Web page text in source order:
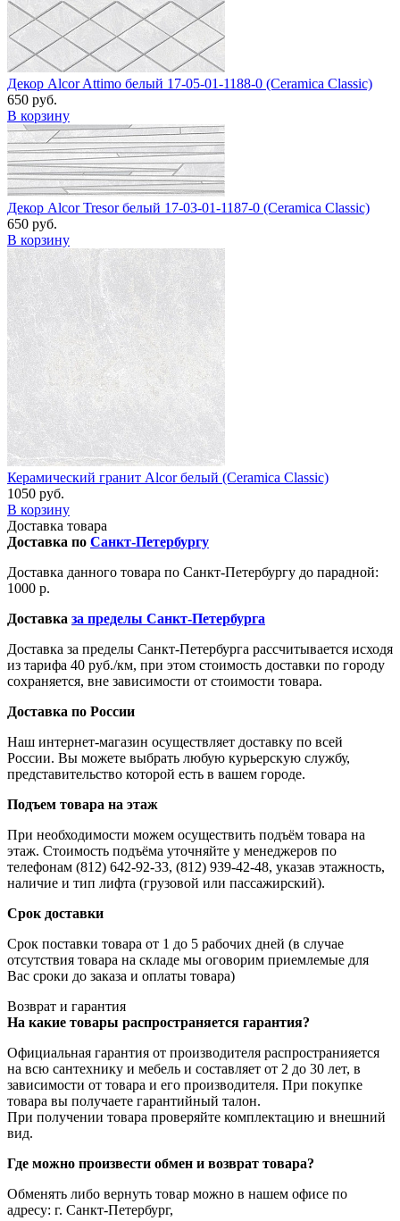
Декор Alcor Attimo белый 17-05-01-1188-0 (Ceramica Classic)
650 руб.
В корзину
Декор Alcor Tresor белый 17-03-01-1187-0 (Ceramica Classic)
650 руб.
В корзину
Керамический гранит Alcor белый (Ceramica Classic)
1050 руб.
В корзину
Доставка товара
Доставка по Санкт-Петербургу
Доставка данного товара по Санкт-Петербургу до парадной:
1000 р.
Доставка за пределы Санкт-Петербурга
Доставка за пределы Санкт-Петербурга рассчитывается исходя
из тарифа 40 руб./км, при этом стоимость доставки по городу
сохраняется, вне зависимости от стоимости товара.
Доставка по России
Наш интернет-магазин осуществляет доставку по всей
России. Вы можете выбрать любую курьерскую службу,
представительство которой есть в вашем городе.
Подъем товара на этаж
При необходимости можем осуществить подъём товара на
этаж. Стоимость подъёма уточняйте у менеджеров по
телефонам (812) 642-92-33, (812) 939-42-48, указав этажность,
наличие и тип лифта (грузовой или пассажирский).
Срок доставки
Срок поставки товара от 1 до 5 рабочих дней (в случае
отсутствия товара на складе мы оговорим приемлемые для
Вас сроки до заказа и оплаты товара)
Возврат и гарантия
На какие товары распространяется гарантия?
Официальная гарантия от производителя распространияется
на всю сантехнику и мебель и составляет от 2 до 30 лет, в
зависимости от товара и его производителя. При покупке
товара вы получаете гарантийный талон.
При получении товара проверяйте комплектацию и внешний
вид.
Где можно произвести обмен и возврат товара?
Обменять либо вернуть товар можно в нашем офисе по
адресу: г. Санкт-Петербург,